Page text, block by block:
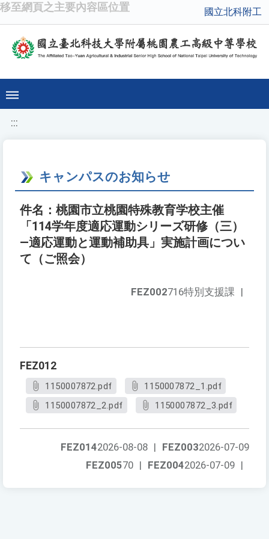
移至網頁之主要內容區位置 國立北科附工
:::
キャンパスのお知らせ
件名：桃園市立桃園特殊教育学校主催
「114学年度適応運動シリーズ研修（三）
—適応運動と運動補助具」実施計画につい
て（ご照会）
FEZ002716特別支援課 |
FEZ012
1150007872.pdf
1150007872_1.pdf
1150007872_2.pdf
1150007872_3.pdf
FEZ0032026-07-09
FEZ0142026-08-08 |
FEZ0042026-07-09 |
FEZ00570 |